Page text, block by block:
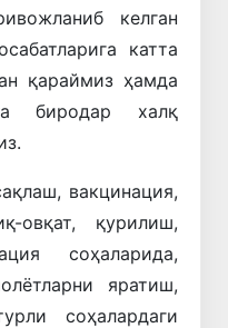
келган
катта
қараймиз ҳамда
биродар халқ
вакцинация,
овқат, қурилиш,
соҳаларида,
яратиш,
соҳалардаги